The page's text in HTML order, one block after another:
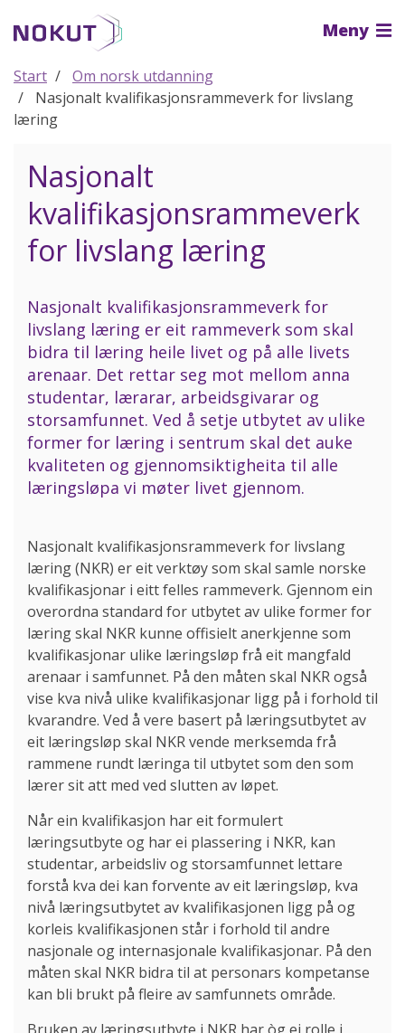
hovedinnhold
Meny
Start
Om norsk utdanning
Nasjonalt kvalifikasjonsrammeverk for livslang
læring
Nasjonalt
kvalifikasjonsrammeverk
for livslang læring
Nasjonalt kvalifikasjonsrammeverk for
livslang læring er eit rammeverk som skal
bidra til læring heile livet og på alle livets
arenaar. Det rettar seg mot mellom anna
studentar, lærarar, arbeidsgivarar og
storsamfunnet. Ved å setje utbytet av ulike
former for læring i sentrum skal det auke
kvaliteten og gjennomsiktigheita til alle
læringsløpa vi møter livet gjennom.
Nasjonalt kvalifikasjonsrammeverk for livslang
læring (NKR) er eit verktøy som skal samle norske
kvalifikasjonar i eitt felles rammeverk. Gjennom ein
overordna standard for utbytet av ulike former for
læring skal NKR kunne offisielt anerkjenne som
kvalifikasjonar ulike læringsløp frå eit mangfald
arenaar i samfunnet. På den måten skal NKR også
vise kva nivå ulike kvalifikasjonar ligg på i forhold til
kvarandre. Ved å vere basert på læringsutbytet av
eit læringsløp skal NKR vende merksemda frå
rammene rundt læringa til utbytet som den som
lærer sit att med ved slutten av løpet.
Når ein kvalifikasjon har eit formulert
læringsutbyte og har ei plassering i NKR, kan
studentar, arbeidsliv og storsamfunnet lettare
forstå kva dei kan forvente av eit læringsløp, kva
nivå læringsutbytet av kvalifikasjonen ligg på og
korleis kvalifikasjonen står i forhold til andre
nasjonale og internasjonale kvalifikasjonar. På den
måten skal NKR bidra til at personars kompetanse
kan bli brukt på fleire av samfunnets område.